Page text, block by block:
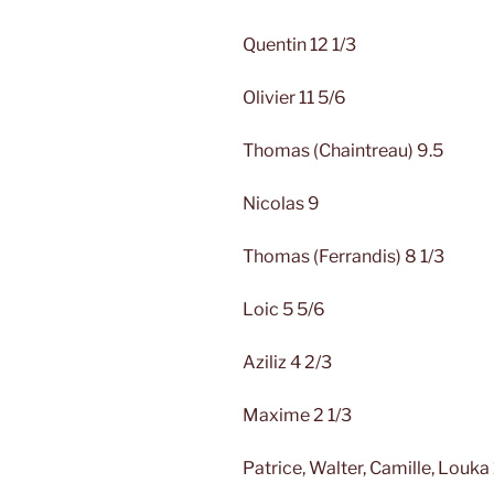
Quentin 12 1/3
Olivier 11 5/6
Thomas (Chaintreau) 9.5
Nicolas 9
Thomas (Ferrandis) 8 1/3
Loic 5 5/6
Aziliz 4 2/3
Maxime 2 1/3
Patrice, Walter, Camille, Louka